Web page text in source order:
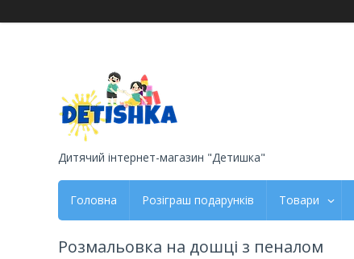
Дитячий інтернет-магазин "Детишка"
Головна Розіграш подарунків Товари
Розмальовка на дошці з пеналом